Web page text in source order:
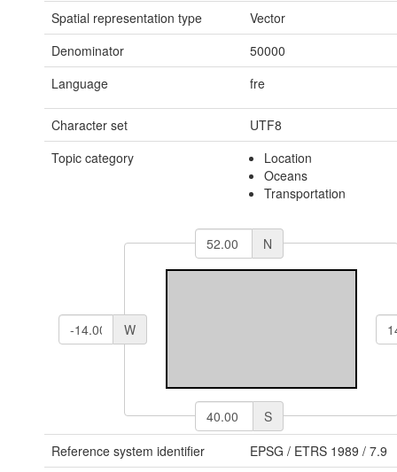
Spatial representation type
Vector
Denominator
50000
Language
fre
Character set
UTF8
Topic category
Location
Oceans
Transportation
N
S
W
Reference system identifier EPSG / ETRS 1989 / 7.9